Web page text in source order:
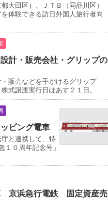
大田区）、ＪＴＢ（同品川区）
体験できる訪日外国人旅行者向
計・販売会社・グリップの
販売などを手がけるグリップ
式譲渡実行日はあす２１日。
ピング電車
と連携して、特
０周年記念号」
京浜急行電鉄 固定資産売